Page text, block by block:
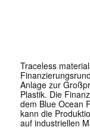
Traceless
Anlage zur
Plastik. Die
dem Blue Ocean
kann die
auf industriellen